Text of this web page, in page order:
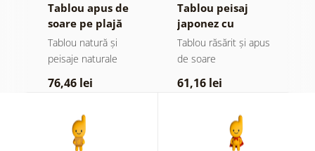
Tablou apus de
soare pe plajă
Tablou natură și
peisaje naturale
76,46 lei
Tablou peisaj
japonez cu
călăreț
Tablou răsărit și apus
de soare
61,16 lei